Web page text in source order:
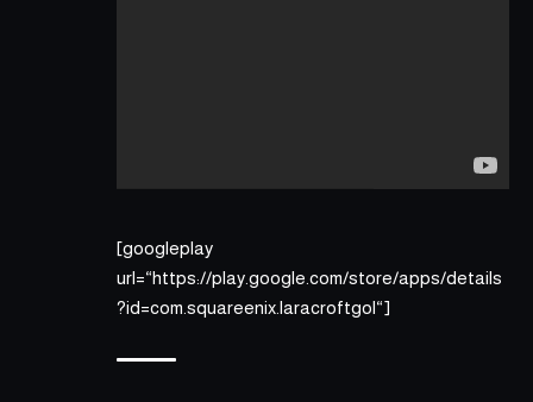
[googleplay
url=“https://play.google.com/store/apps/details
?id=com.squareenix.laracroftgol“]